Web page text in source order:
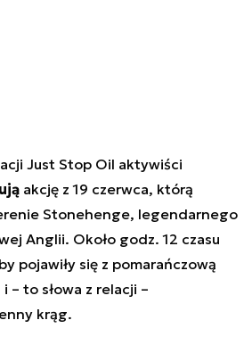
Just Stop Oil aktywiści
akcję z 19 czerwca, którą
Stonehenge, legendarnego
Anglii. Około godz. 12 czasu
pojawiły się z pomarańczową
– to słowa z relacji –
krąg.